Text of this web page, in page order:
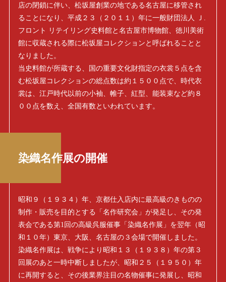
店の閉鎖に伴い、松坂屋創業の地である名古屋に移管され
ることになり、平成２３（２０１１）年に一般財団法人 Ｊ.
フロント リテイリング史料館と名古屋市博物館、徳川美術
館に収蔵される際に松坂屋コレクションと呼ばれることと
なりました。
当史料館が所蔵する、国の重要文化財指定の衣裳５点を含
む松坂屋コレクションの総点数は約１５００点で、時代衣
裳は、江戸時代以前の小袖、帷子、紅型、能装束など約８
００点を数え、全国有数といわれています。
染織名作展の開催
昭和９（１９３４）年、京都仕入店内に最高級のきものの
制作・販売を目的とする「名作研究会」が発足し、その発
表会である第1回の高級呉服催事「染織名作展」を翌年（昭
和１０年）東京、大阪、名古屋の３会場で開催しました。
染織名作展は、戦争により昭和１３（１９３８）年の第３
回展のあと一時中断しましたが、昭和２５（１９５０）年
に再開すると、その後業界注目の名物催事に発展し、昭和